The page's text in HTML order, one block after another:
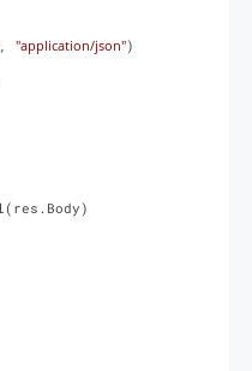
, "application/json")